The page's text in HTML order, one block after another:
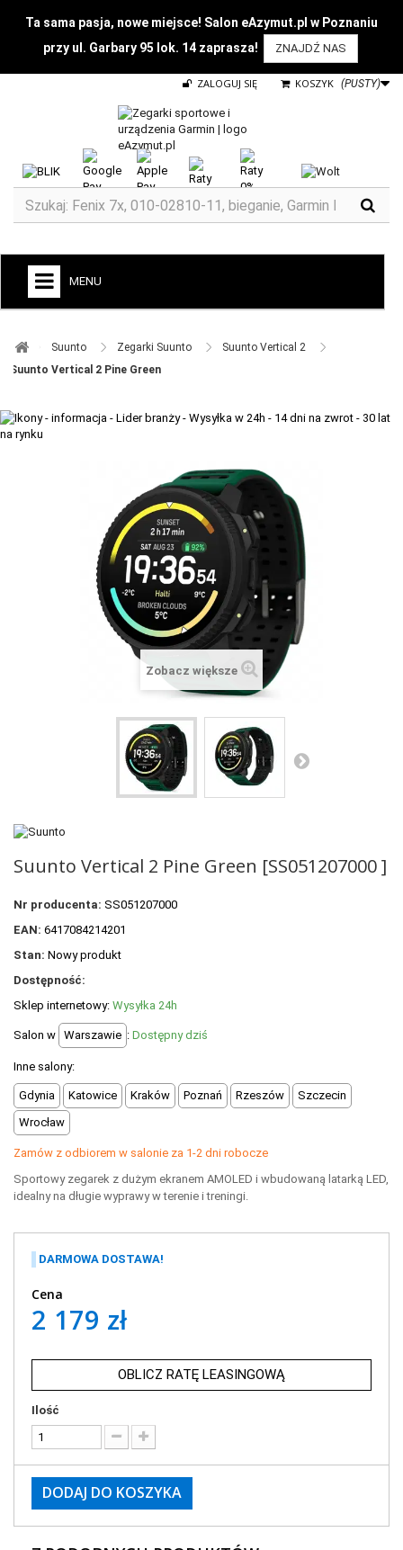
Ta sama pasja, nowe miejsce! Salon eAzymut.pl w Poznaniu
przy ul. Garbary 95 lok. 14 zaprasza!
ZNAJDŹ NAS
KOSZYK (PUSTY)
ZALOGUJ SIĘ
MENU
ZEGARKI DO BIEGANIA
TACX
VOSTOK EUROPE ZEGARKI
OBAKU DENMARK ZEGARKI
+
WYPRZEDAŻ
Suunto ​ Zegarki Suunto ​
Suunto Vertical 2 ​
Suunto Vertical 2 Pine Green
Zobacz większe
Suunto Vertical 2 Pine Green [SS051207000 ]
Nr producenta: SS051207000
EAN: 6417084214201
Stan: Nowy produkt
Dostępność:
Sklep internetowy: Wysyłka 24h
Salon w Warszawie : Dostępny dziś
Inne salony:
Gdynia Katowice Kraków Poznań Rzeszów
Szczecin
Wrocław
Zamów z odbiorem w salonie za 1-2 dni robocze
Sportowy zegarek z dużym ekranem AMOLED i wbudowaną latarką LED,
idealny na długie wyprawy w terenie i treningi.
DARMOWA DOSTAWA!
Cena
2 179 zł
OBLICZ RATĘ LEASINGOWĄ
Ilość
DODAJ DO KOSZYKA